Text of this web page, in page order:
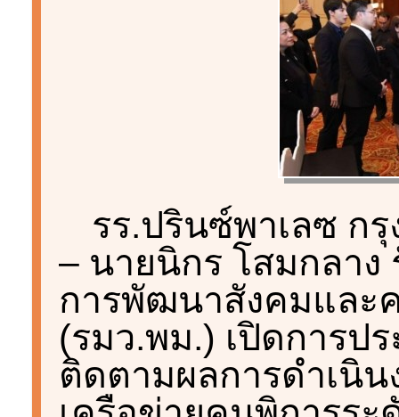
รร.ปรินซ์พาเลซ ก
– นายนิกร โสมกลาง
การพัฒนาสังคมและ
(รมว.พม.) เปิดการป
ติดตามผลการดำเนิ